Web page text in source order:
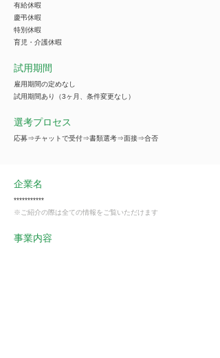
有給休暇
慶弔休暇
特別休暇
育児・介護休暇
試用期間
雇用期間の定めなし
試用期間あり（3ヶ月、条件変更なし）
選考プロセス
応募⇒チャットで受付⇒書類選考⇒面接⇒合否
企業名
***********
※ご紹介の際は全ての情報をご覧いただけます
事業内容